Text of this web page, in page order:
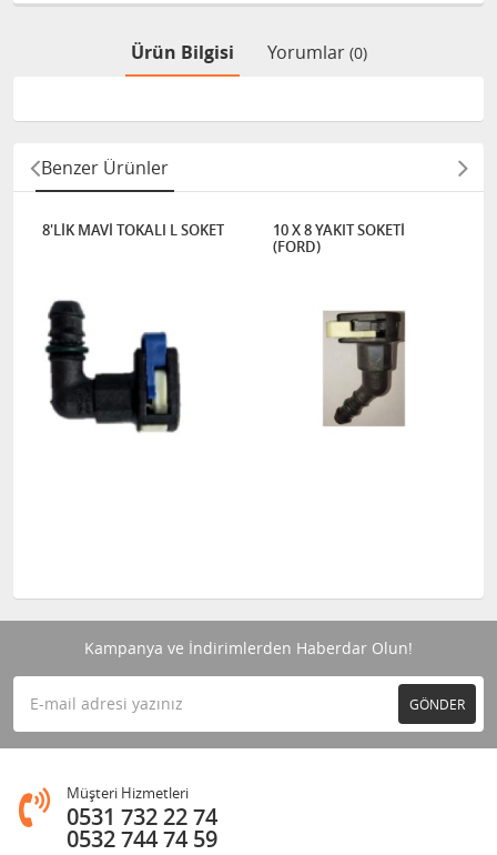
Ürün Bilgisi Yorumlar (0)
Benzer Ürünler
8'LİK MAVİ TOKALI L SOKET
10 X 8 YAKIT SOKETİ
(FORD)
Kampanya ve İndirimlerden Haberdar Olun!
GÖNDER
Müşteri Hizmetleri
0531 732 22 74
0532 744 74 59